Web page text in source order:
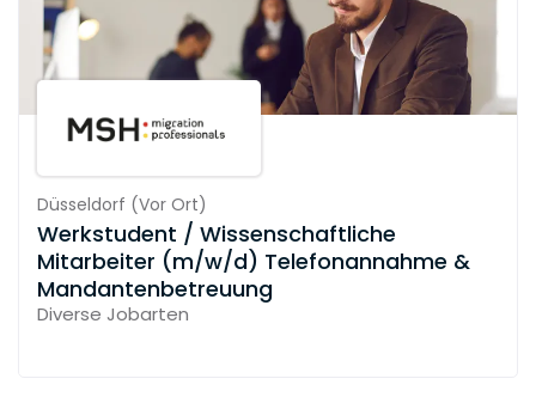
Düsseldorf (Vor Ort)
Werkstudent / Wissenschaftliche
Mitarbeiter (m/w/d) Telefonannahme &
Mandantenbetreuung
Diverse Jobarten